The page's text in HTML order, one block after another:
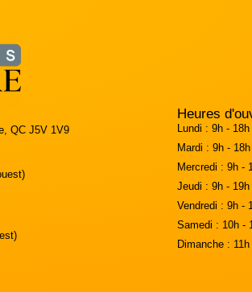
QC J5V 1V9
Heures
Lundi : 9h - 18h
Mardi : 9h - 18h
Mercredi : 9h -
Jeudi : 9h - 19h
Vendredi : 9h -
Samedi : 10h -
Dimanche :